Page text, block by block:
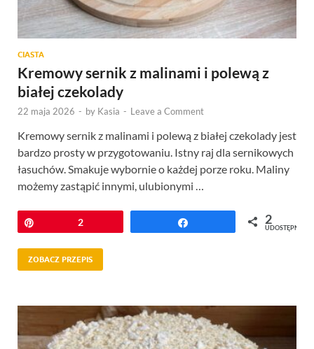
CIASTA
Kremowy sernik z malinami i polewą z
białej czekolady
22 maja 2026 - by Kasia - Leave a Comment
Kremowy sernik z malinami i polewą z białej czekolady jest
bardzo prosty w przygotowaniu. Istny raj dla sernikowych
łasuchów. Smakuje wybornie o każdej porze roku. Maliny
możemy zastąpić innymi, ulubionymi …
Przypnij2 2
UDOSTĘPNIEŃ
ZOBACZ PRZEPIS